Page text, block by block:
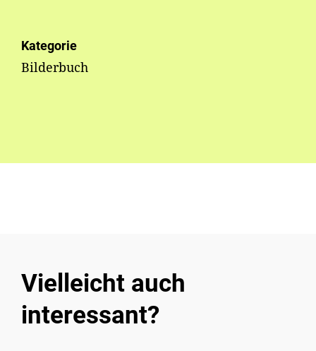
Kategorie
Bilderbuch
Vielleicht auch
interessant?